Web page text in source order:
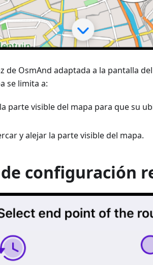
OsmAnd adaptada a la pantalla
se limita a:
parte visible del mapa para que su
y alejar la parte visible del mapa.
configuración